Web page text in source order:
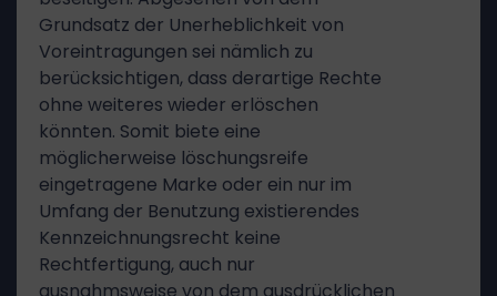
Grundsatz der Unerheblichkeit von
Voreintragungen sei nämlich zu
berücksichtigen, dass derartige Rechte
ohne weiteres wieder erlöschen
könnten. Somit biete eine
möglicherweise löschungsreife
eingetragene Marke oder ein nur im
Umfang der Benutzung existierendes
Kennzeichnungsrecht keine
Rechtfertigung, auch nur